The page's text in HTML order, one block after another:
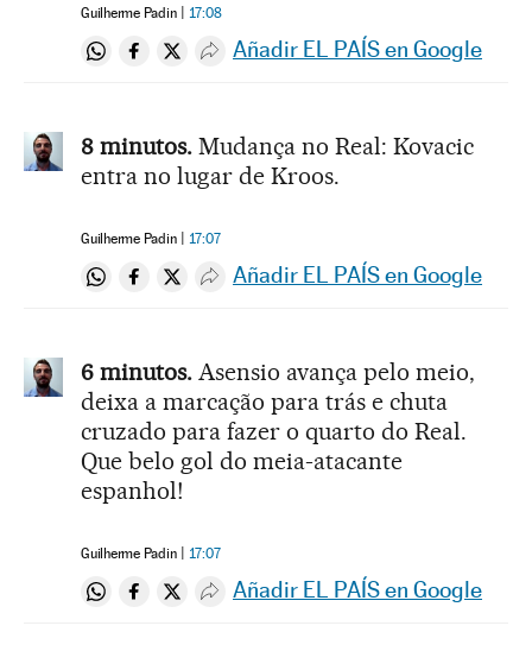
Guilherme Padin 17:08
Compartir en Whatsapp
Compartir en Facebook
Compartir en Twitter
Desplegar Redes Sociales
Añadir EL PAÍS en Google
8 minutos. Mudança no Real: Kovacic
entra no lugar de Kroos.
Guilherme Padin 17:07
Compartir en Whatsapp
Compartir en Facebook
Compartir en Twitter
Desplegar Redes Sociales
Añadir EL PAÍS en Google
6 minutos. Asensio avança pelo meio,
deixa a marcação para trás e chuta
cruzado para fazer o quarto do Real.
Que belo gol do meia-atacante
espanhol!
Guilherme Padin 17:07
Compartir en Whatsapp
Compartir en Facebook
Compartir en Twitter
Desplegar Redes Sociales
Añadir EL PAÍS en Google